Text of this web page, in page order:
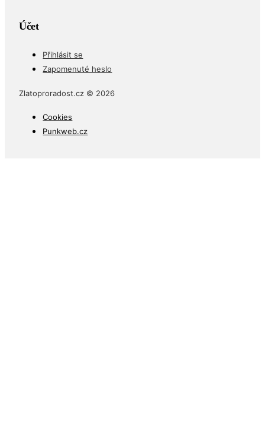
Účet
Přihlásit se
Zapomenuté heslo
Zlatoproradost.cz © 2026
Cookies
Punkweb.cz